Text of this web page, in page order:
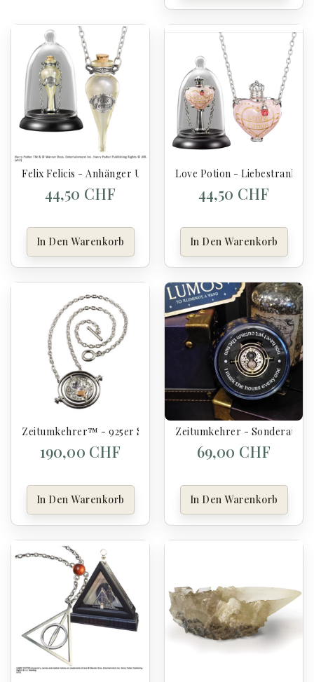
Felix Felicis - Anhänger Und Halter - Harry Potter
44,50 CHF
In Den Warenkorb
Love Potion - Liebestrank -
44,50 CHF
In Den Warenkorb
Zeitumkehrer™ - 925er Silber Edition - Harry Potter.
190,00 CHF
In Den Warenkorb
Zeitumkehrer -
69,00 CHF
In Den Warenkorb